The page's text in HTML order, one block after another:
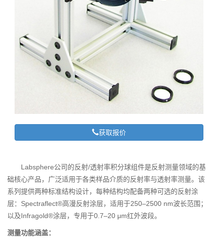
获取报价
Labsphere公司的反射/透射率积分球组件是反射测量领域的基
础核心产品，广泛适用于各类样品介质的反射率与透射率测量。该
系列提供两种标准结构设计，每种结构均配备两种可选的反射涂
层：Spectraflect®高漫反射涂层，适用于250–2500 nm波长范围；
以及Infragold®涂层，专用于0.7–20 μm红外波段。
测量功能涵盖：